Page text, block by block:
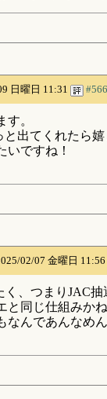
日曜日 11:31
。
出てくれたら嬉
いですね！
02/07 金曜日 11:56
、つまりJAC抽
と同じ仕組みか
なんであんなめ